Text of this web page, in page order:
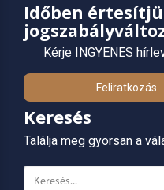
Időben
Kérje INGYENES
Feliratkozás
Keresés
Találja meg gyorsan a